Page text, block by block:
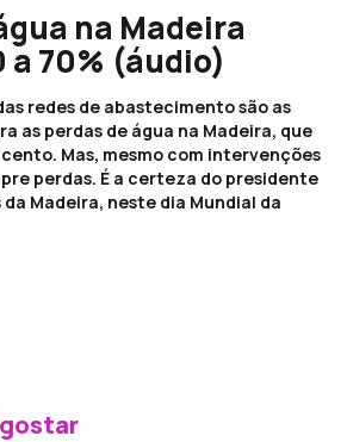
na Madeira
70% (áudio)
redes de abastecimento são as
as perdas de água na Madeira, que
Mas, mesmo com intervenções
perdas. É a certeza do presidente
da Madeira, neste dia Mundial da